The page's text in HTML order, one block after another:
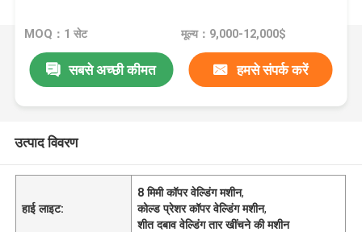
MOQ：1 सेट मूल्य：9,000-12,000$
सबसे अच्छी कीमत हमसे संपर्क करें
उत्पाद विवरण
हाई लाइट:
8 मिमी कॉपर वेल्डिंग मशीन,
कोल्ड प्रेशर कॉपर वेल्डिंग मशीन,
शीत दबाव वेल्डिंग तार खींचने की मशीन